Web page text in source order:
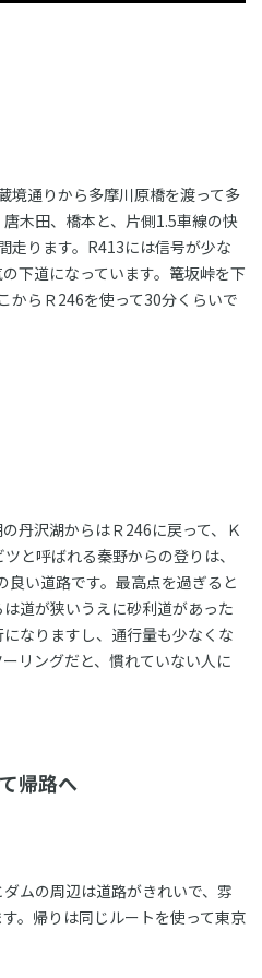
境通りから多摩川原橋を渡って多
木田、橋本と、片側1.5車線の快
走ります。R413には信号が少な
下道になっています。篭坂峠を下
からＲ246を使って30分くらいで
丹沢湖からはＲ246に戻って、Ｋ
と呼ばれる秦野からの登りは、
い道路です。最高点を過ぎると
道が狭いうえに砂利道があった
なりますし、通行量も少なくな
リングだと、慣れていない人に
帰路へ
ムの周辺は道路がきれいで、雰
。帰りは同じルートを使って東京